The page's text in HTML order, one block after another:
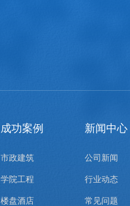
成功案例
市政建筑
学院工程
楼盘酒店
新闻中心
公司新闻
行业动态
常见问题